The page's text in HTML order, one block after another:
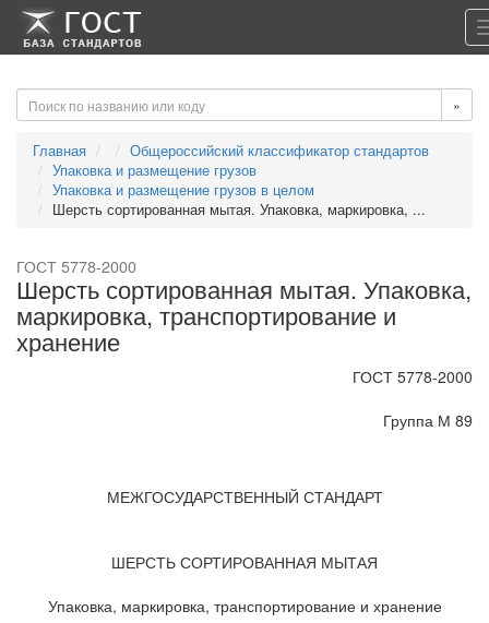
-->-->
»
Главная
Общероссийский классификатор стандартов
Упаковка и размещение грузов
Упаковка и размещение грузов в целом
Шерсть сортированная мытая. Упаковка, маркировка, ...
ГОСТ 5778-2000
Шерсть сортированная мытая. Упаковка,
маркировка, транспортирование и
хранение
ГОСТ 5778-2000
Группа М 89
МЕЖГОСУДАРСТВЕННЫЙ СТАНДАРТ
ШЕРСТЬ СОРТИРОВАННАЯ МЫТАЯ
Упаковка, маркировка, транспортирование и хранение